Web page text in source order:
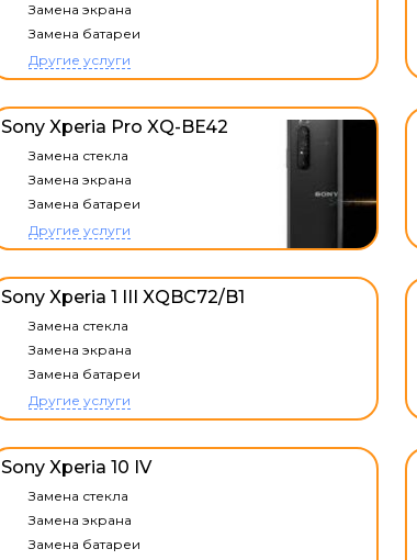
Замена экрана
Замена батареи
Другие услуги
Sony Xperia Pro XQ-BE42
Замена стекла
Замена экрана
Замена батареи
Другие услуги
Sony Xperia 1 III XQBC72/B1
Замена стекла
Замена экрана
Замена батареи
Другие услуги
Sony Xperia 10 IV
Замена стекла
Замена экрана
Замена батареи